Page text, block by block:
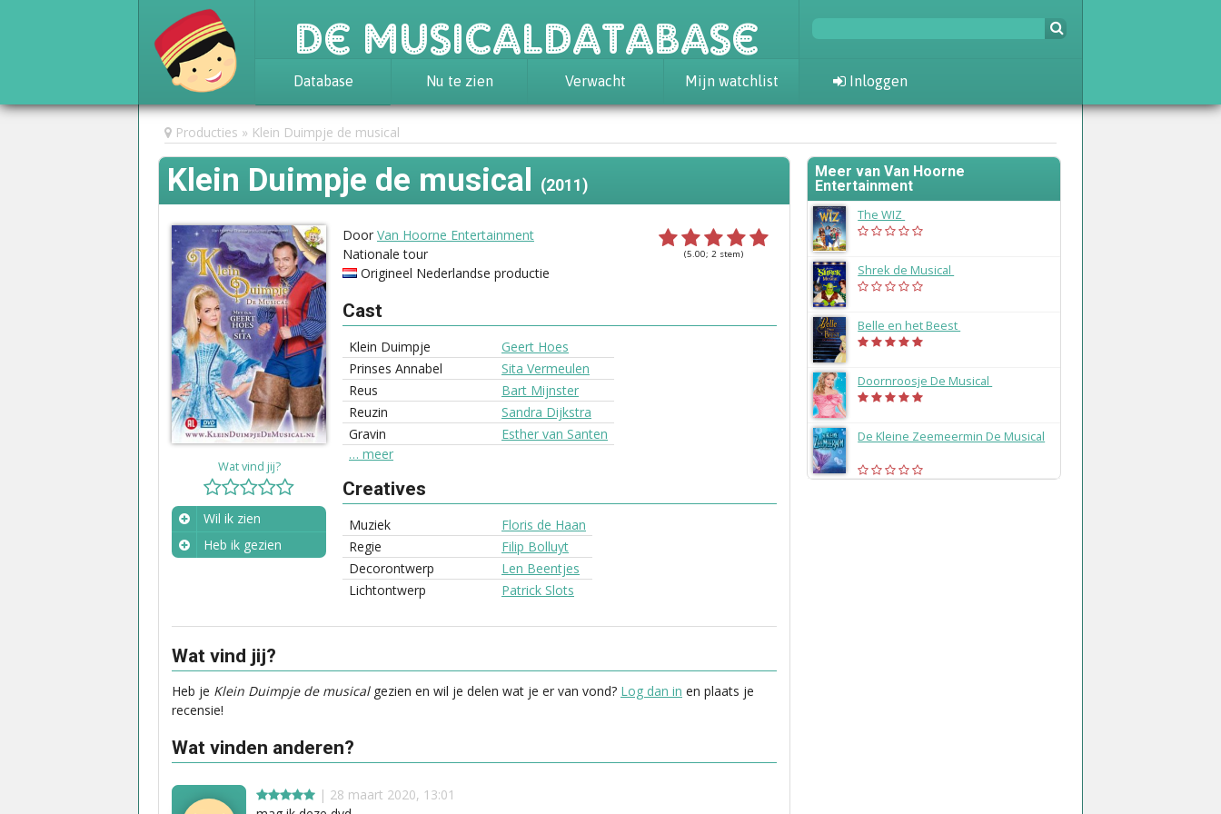
De Musicaldatabase
Database
Achtergrond
Awards
Statistieken
Nu te zien Verwacht Mijn watchlist Inloggen
Producties Klein Duimpje de musical
Klein Duimpje de musical (2011)
Wat vind jij?
Wil ik zien
Heb ik gezien
(5.00; 2 stem)
Door Van Hoorne Entertainment
Nationale tour
Origineel Nederlandse productie
Cast
Klein Duimpje
Geert Hoes
Prinses Annabel
Sita Vermeulen
Reus
Bart Mijnster
Reuzin
Sandra Dijkstra
Gravin
Esther van Santen
… meer
Creatives
Muziek
Floris de Haan
Regie
Filip Bolluyt
Decorontwerp
Len Beentjes
Lichtontwerp
Patrick Slots
Wat vind jij?
Heb je Klein Duimpje de musicalgezien en wil je delen wat je er van vond? Log dan in en plaats je
recensie!
Wat vinden anderen?
| 28 maart 2020, 13:01
Meer van Van Hoorne
Entertainment
The WIZ
Shrek de Musical
Belle en het Beest
Doornroosje De Musical
De Kleine Zeemeermin De Musical